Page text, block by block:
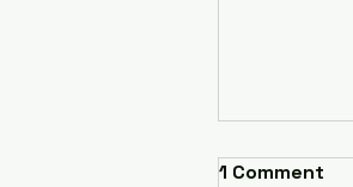
1 Comment